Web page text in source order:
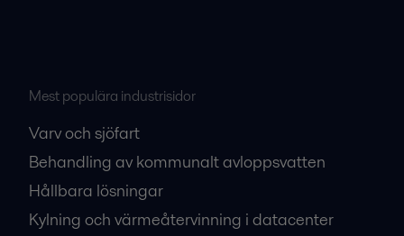
Mest populära industrisidor
Varv och sjöfart
Behandling av kommunalt avloppsvatten
Hållbara lösningar
Kylning och värmeåtervinning i datacenter